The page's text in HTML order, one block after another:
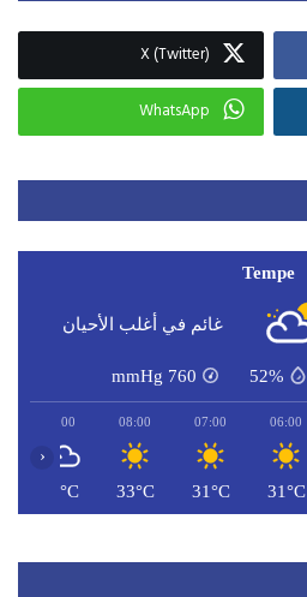
X (Twitter)
WhatsApp
Tempe
غائم في أغلب الأحيان
52%
760
mmHg
06:00
31°C
07:00
31°C
08:00
33°C
09:00
35°C
‹